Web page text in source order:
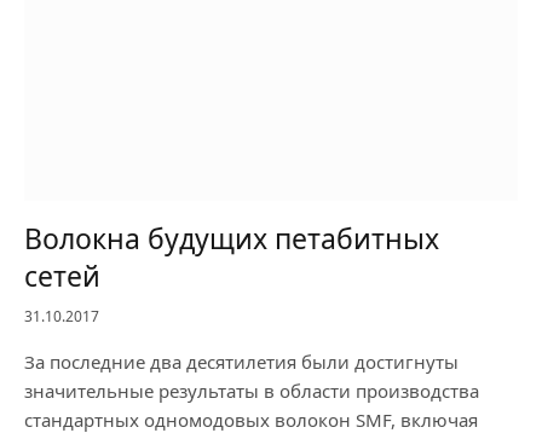
Волокна будущих петабитных
сетей
31.10.2017
За последние два десятилетия были достигнуты
значительные результаты в области производства
стандартных одномодовых волокон SMF, включая